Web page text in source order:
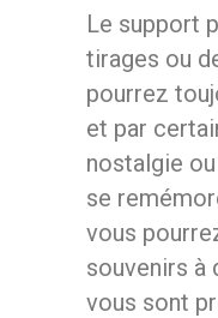
Le support
tirages ou
pourrez
et par
nostalgie
se
vous
souvenirs à
vous sont